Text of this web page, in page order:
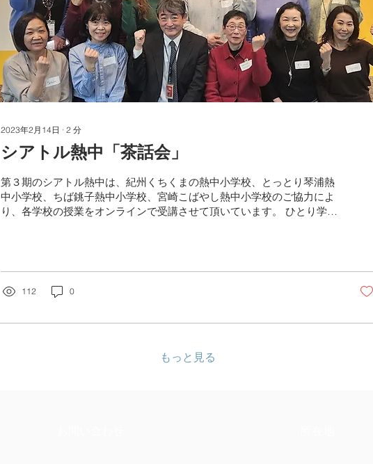
2023年2月14日 ∙ 2 分
シアトル熱中「茶話会」
第３期のシアトル熱中は、紀州くちくまの熱中小学校、とっとり琴浦熱
中小学校、ちば銚子熱中小学校、宮崎こばやし熱中小学校のご協力によ
り、各学校の授業をオンラインで受講させて頂いています。 ひとり学習
112 0
もっと見る